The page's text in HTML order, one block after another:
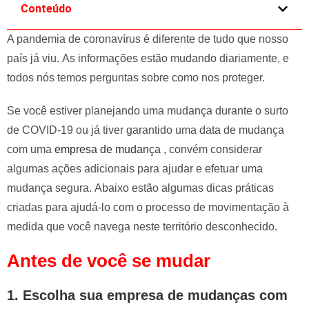
e
l
e
f
t
l
a
n
k
Conteúdo
A pandemia de coronavírus é diferente de tudo que nosso
país já viu. As informações estão mudando diariamente, e
todos nós temos perguntas sobre como nos proteger.
Se você estiver planejando uma mudança durante o surto
de COVID-19 ou já tiver garantido uma data de mudança
com uma empresa de mudança , convém considerar
algumas ações adicionais para ajudar e efetuar uma
mudança segura. Abaixo estão algumas dicas práticas
criadas para ajudá-lo com o processo de movimentação à
medida que você navega neste território desconhecido.
Antes de você se mudar
1. Escolha sua empresa de mudanças com